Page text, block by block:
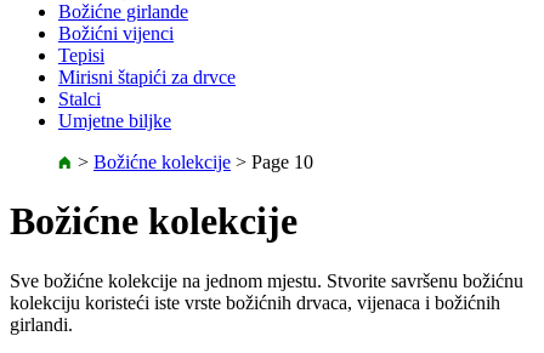
Božićne girlande
Božićni vijenci
Tepisi
Mirisni štapići za drvce
Stalci
Umjetne biljke
> Božićne kolekcije > Page 10
Božićne kolekcije
Sve božićne kolekcije na jednom mjestu. Stvorite savršenu božićnu
kolekciju koristeći iste vrste božićnih drvaca, vijenaca i božićnih
girlandi.